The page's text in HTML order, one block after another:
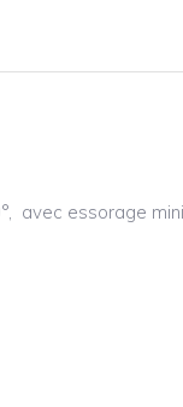
avec essorage